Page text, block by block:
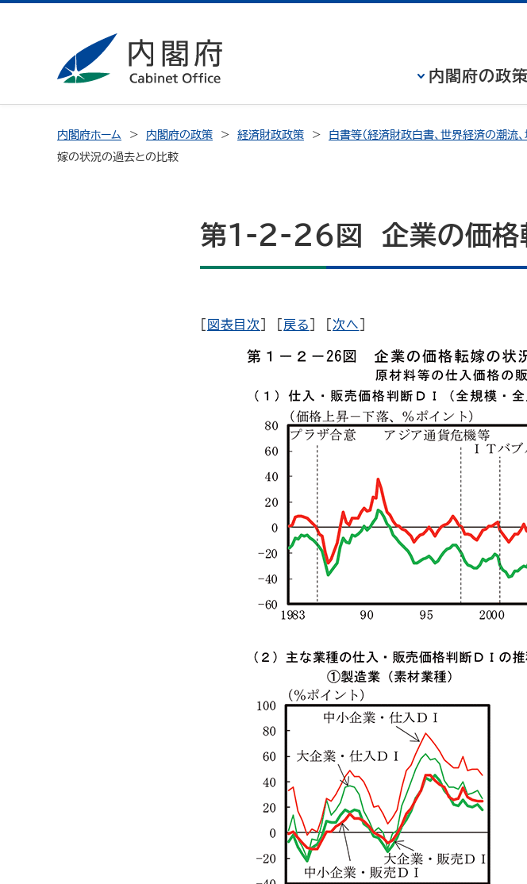
内閣府の政策
内閣府ホーム 内閣府の政策 経済財政政策 白書等（経済財政白書、世界経済の潮流
嫁の状況の過去との比較
第1-2-26図 企業の価格
図表目次 戻る ] [次へ